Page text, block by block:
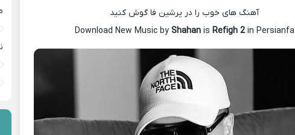
آهنگ های خوب را در پرشین فا گوش کنید
Download New Music by Shahanis Refigh 2in Persianfa